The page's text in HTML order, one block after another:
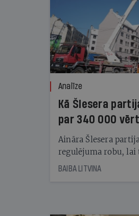
Analīze
Kā Šlesera
par 340 000
kampaņu
Aināra Šlesera
regulējuma robu,
starta izreklamētos
BAIBA LITVINA